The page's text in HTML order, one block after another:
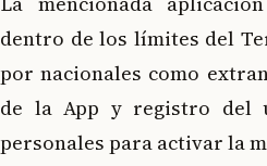
dentro de los límites del
por nacionales como
de la App y registro del
personales para activar la